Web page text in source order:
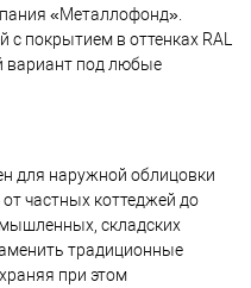
«Металлофонд».
покрытием в оттенках RAL
вариант под любые
для наружной облицовки
частных коттеджей до
складских
традиционные
при этом